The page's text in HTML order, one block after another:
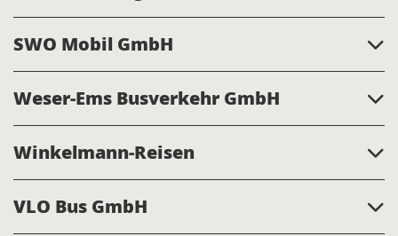
SWO Mobil GmbH
Weser-Ems Busverkehr GmbH
Winkelmann-Reisen
VLO Bus GmbH